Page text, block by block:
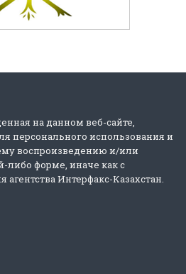
на данном веб-сайте,
персонального использования и
воспроизведению и/или
либо форме, иначе как с
Интерфакс-Казахстан.